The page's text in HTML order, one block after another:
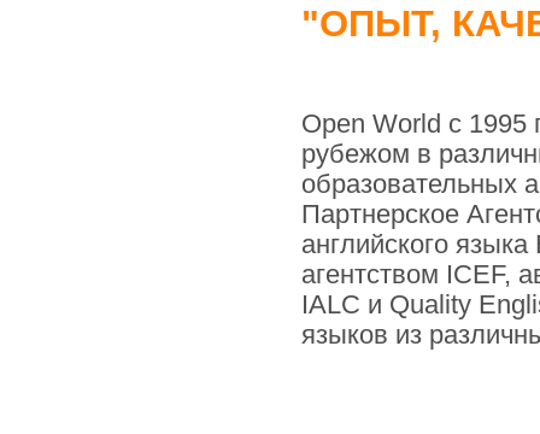
"ОПЫТ,
Open World с 1995
рубежом в
образовательных
Партнерское
английского
агентством ICEF,
IALC и Quality
языков из